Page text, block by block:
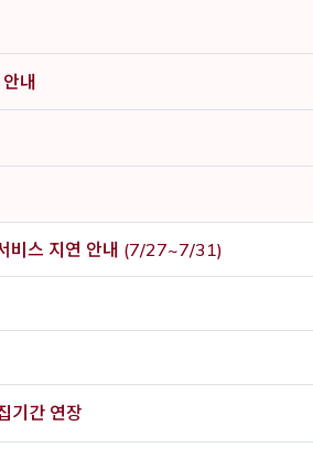
내
비스 지연 안내 (7/27~7/31)
기간 연장